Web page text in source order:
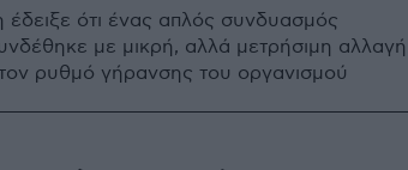
έδειξε ότι ένας απλός συνδυασμός
με μικρή, αλλά μετρήσιμη αλλαγή
ρυθμό γήρανσης του οργανισμού